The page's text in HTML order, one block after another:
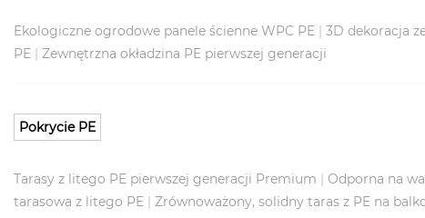
Ekologiczne ogrodowe panele ścienne WPC PE | 3D dekoracja
PE | Zewnętrzna okładzina PE pierwszej generacji
Pokrycie PE
Tarasy z litego PE pierwszej generacji Premium | Odporna na
tarasowa z litego PE | Zrównoważony, solidny taras z PE na